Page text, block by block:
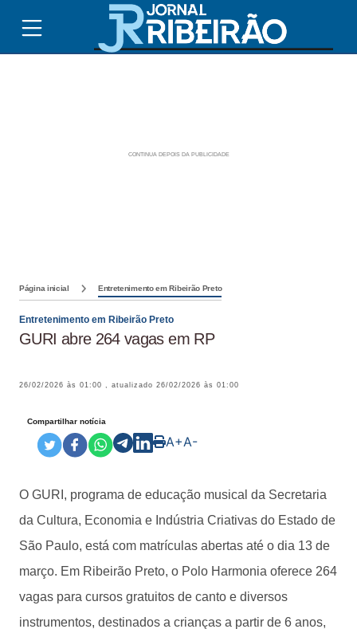
Página inicial Entretenimento em Ribeirão Preto
Entretenimento em Ribeirão Preto
GURI abre 264 vagas em RP
26/02/2026 às 01:00 , atualizado 26/02/2026 às 01:00
Compartilhar notícia
A+A-
O GURI, programa de educação musical da Secretaria
da Cultura, Economia e Indústria Criativas do Estado de
São Paulo, está com matrículas abertas até o dia 13 de
março. Em Ribeirão Preto, o Polo Harmonia oferece 264
vagas para cursos gratuitos de canto e diversos
instrumentos, destinados a crianças a partir de 6 anos,